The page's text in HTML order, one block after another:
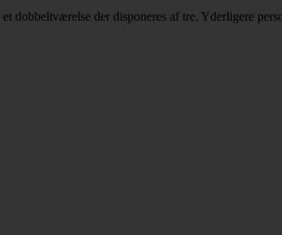
dobbeltværelse der disponeres af tre. Yderligere